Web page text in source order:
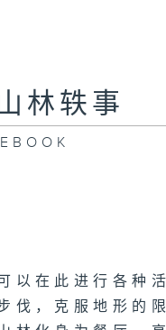
林轶事
以在此进行各种
伐，克服地形的